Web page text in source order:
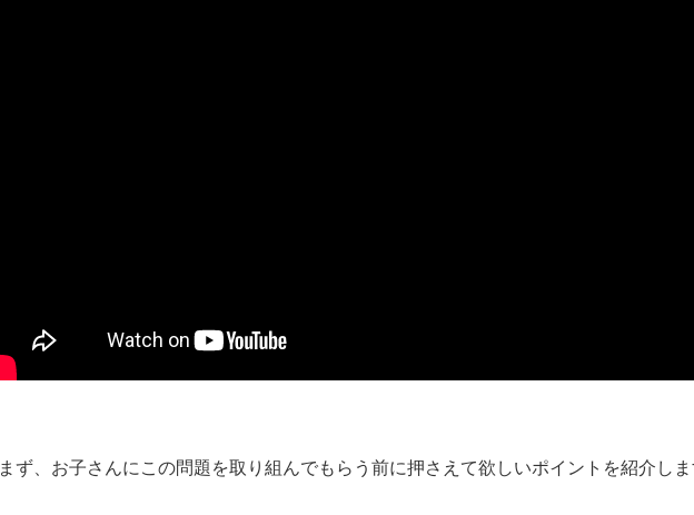
まず、お子さんにこの問題を取り組んでもらう前に押さえて欲しいポイントを紹介し